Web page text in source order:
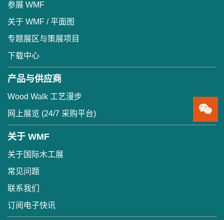
参展 WMF
关于 WMF / 平面图
专题展区与策展项目
下载中心
产品与供应商
Wood Walk 工艺漫步
网上展览 (24/7 采购平台)
关于 WMF
关于国际木工展
常见问题
联系我们
订阅电子快讯